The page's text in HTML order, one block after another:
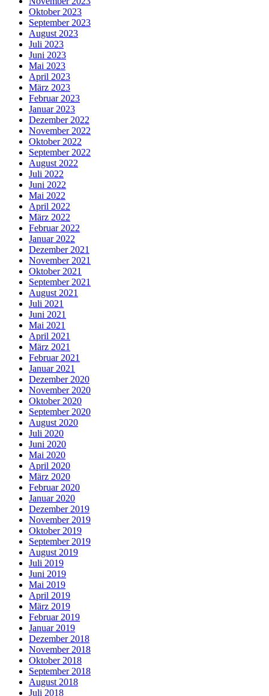
Oktober 2023
September 2023
August 2023
Juli 2023
Juni 2023
Mai 2023
April 2023
März 2023
Februar 2023
Januar 2023
Dezember 2022
November 2022
Oktober 2022
September 2022
August 2022
Juli 2022
Juni 2022
Mai 2022
April 2022
März 2022
Februar 2022
Januar 2022
Dezember 2021
November 2021
Oktober 2021
September 2021
August 2021
Juli 2021
Juni 2021
Mai 2021
April 2021
März 2021
Februar 2021
Januar 2021
Dezember 2020
November 2020
Oktober 2020
September 2020
August 2020
Juli 2020
Juni 2020
Mai 2020
April 2020
März 2020
Februar 2020
Januar 2020
Dezember 2019
November 2019
Oktober 2019
September 2019
August 2019
Juli 2019
Juni 2019
Mai 2019
April 2019
März 2019
Februar 2019
Januar 2019
Dezember 2018
November 2018
Oktober 2018
September 2018
August 2018
Juli 2018